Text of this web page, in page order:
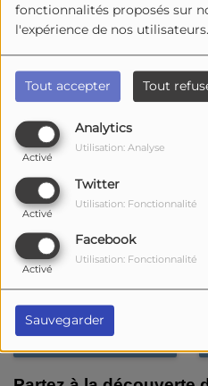
fonctionnalités proposés sur
l'expérience de nos utilisateurs.
Tout accepter Tout
Analytics
Activé
Utilisation: Analyse
Twitter
Activé
Utilisation: Fonctionnalité
Facebook
Activé
Utilisation: Fonctionnalité
Sauvegarder
1932 vues